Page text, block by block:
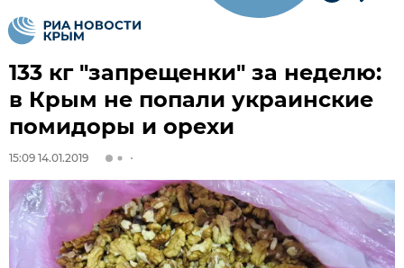
133 кг "запрещенки" за неделю:
в Крым не попали украинские
помидоры и орехи
15:09 14.01.2019